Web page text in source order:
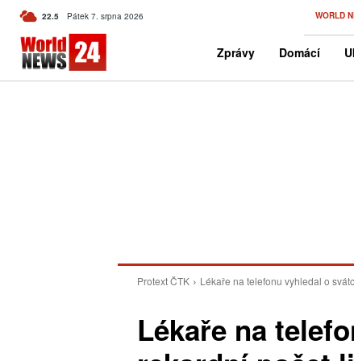
22.5 C Czech
Pátek 7. srpna 2026 WORLD
Zprávy Domácí
Protext ČTK Lékaře na telefonu vyhledal o
Lékaře na